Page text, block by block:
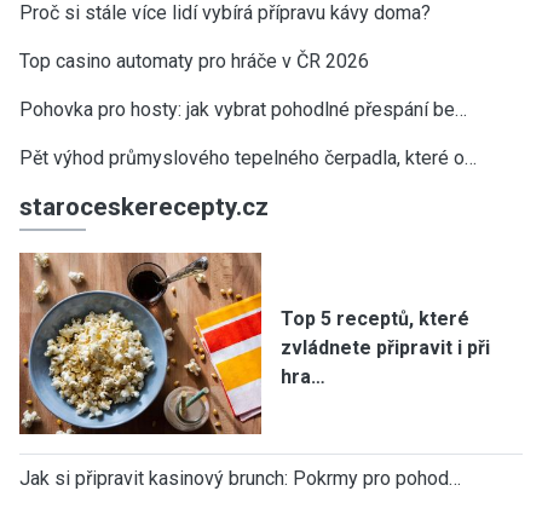
Proč si stále více lidí vybírá přípravu kávy doma?
Top casino automaty pro hráče v ČR 2026
Pohovka pro hosty: jak vybrat pohodlné přespání be…
Pět výhod průmyslového tepelného čerpadla, které o…
staroceskerecepty.cz
Top 5 receptů, které
zvládnete připravit i při
hra…
Jak si připravit kasinový brunch: Pokrmy pro pohod…